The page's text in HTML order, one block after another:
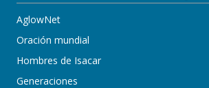
AglowNet
Oración mundial
Hombres de Isacar
Generaciones